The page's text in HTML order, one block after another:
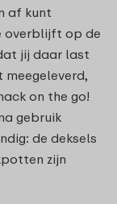
af kunt
overblijft op de
jij daar last
meegeleverd,
on the go!
gebruik
de deksels
zijn